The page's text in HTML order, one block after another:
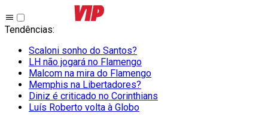
Tendências:
Scaloni sonho do Santos?
LH não jogará no Flamengo
Malcom na mira do Flamengo
Memphis na Libertadores?
Diniz é criticado no Corinthians
Luís Roberto volta à Globo